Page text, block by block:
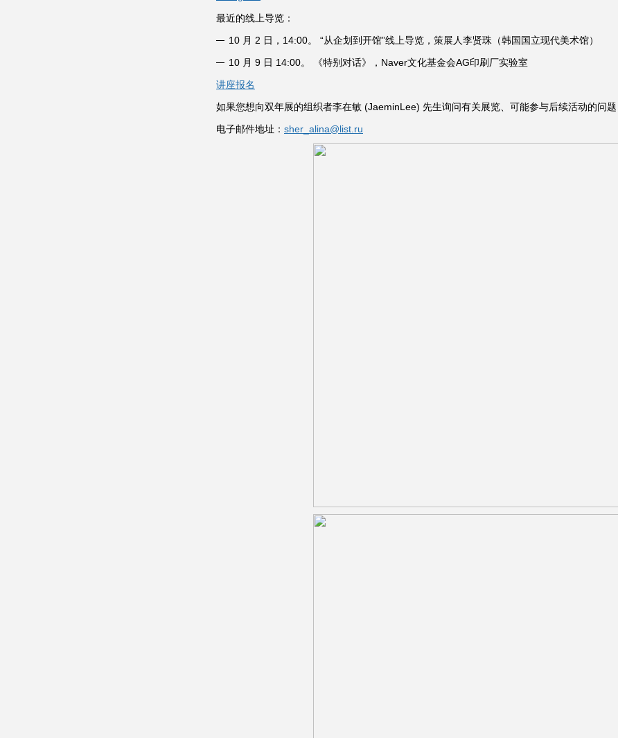
最近的线上导览：
10 月 2 日，14:00。 “从企划到开馆”线上导览，策展人李贤珠（韩国国立现代美术馆）
10 月 9 日 14:00。 《特别对话》，Naver文化基金会AG印刷厂实验室
讲座报名
如果您想向双年展的组织者李在敏 (JaeminLеe) 先生询问有关展览、可能参与后续活动的问
电子邮件地址： sher_alina@list.ru